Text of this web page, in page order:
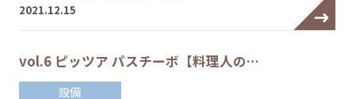
2021.12.15
vol.6 ピッツア パスチーボ【料理人の…
設備